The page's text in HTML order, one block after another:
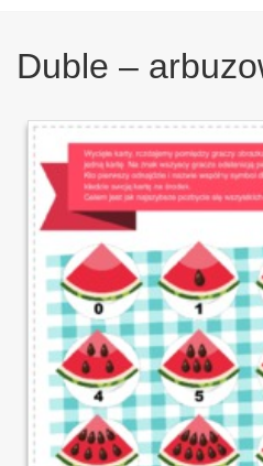
Duble –